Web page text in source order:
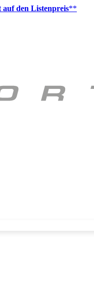
den Listenpreis**